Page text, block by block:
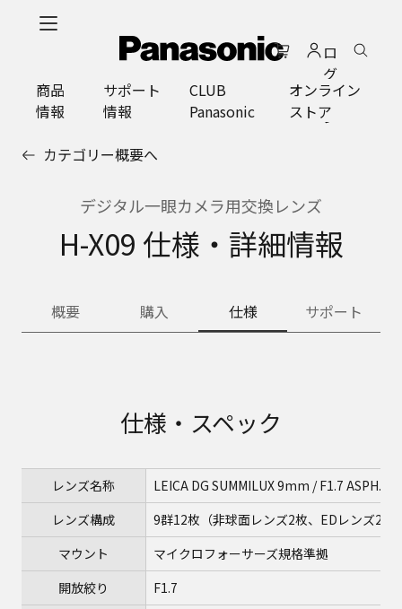
ロ
グ
イ
ン
商品
情報
サポート
情報
CLUB
Panasonic
オンライン
ストア
カテゴリー概要へ
デジタル一眼カメラ用交換レンズ
H-X09 仕様・詳細情報
概要 購入 仕様 サポート
仕様・スペック
レンズ名称
LEICA DG SUMMILUX 9mm / F1.7 ASPH.
レンズ構成
9群12枚（非球面レンズ2枚、EDレンズ2枚
マウント
マイクロフォーサーズ規格準拠
開放絞り
F1.7